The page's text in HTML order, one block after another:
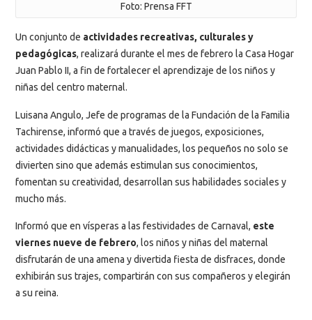
Foto: Prensa FFT
Un conjunto de actividades recreativas, culturales y
pedagógicas, realizará durante el mes de febrero la Casa Hogar
Juan Pablo II, a fin de fortalecer el aprendizaje de los niños y
niñas del centro maternal.
Luisana Angulo, Jefe de programas de la Fundación de la Familia
Tachirense, informó que a través de juegos, exposiciones,
actividades didácticas y manualidades, los pequeños no solo se
divierten sino que además estimulan sus conocimientos,
fomentan su creatividad, desarrollan sus habilidades sociales y
mucho más.
Informó que en vísperas a las festividades de Carnaval, este
viernes nueve de febrero, los niños y niñas del maternal
disfrutarán de una amena y divertida fiesta de disfraces, donde
exhibirán sus trajes, compartirán con sus compañeros y elegirán
a su reina.